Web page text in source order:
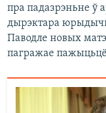
пра падазрэньне ў
дырэктара
Паводле новых
пагражае